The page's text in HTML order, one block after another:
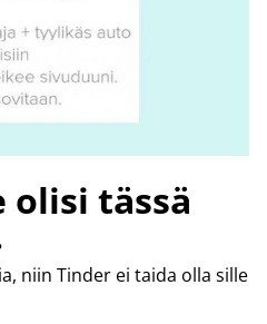
tässä
niin Tinder ei taida olla sille